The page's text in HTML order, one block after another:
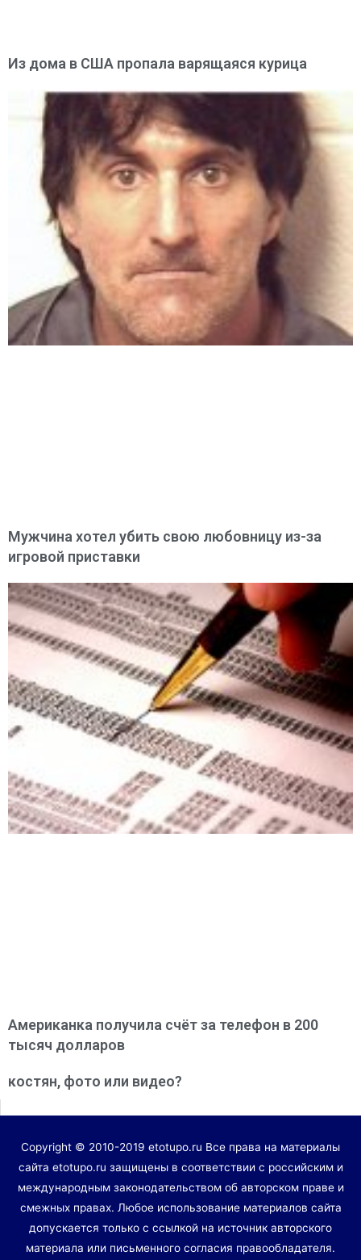
Из дома в США пропала варящаяся курица
Мужчина хотел убить свою любовницу из-за
игровой приставки
Американка получила счёт за телефон в 200
тысяч долларов
костян, фото или видео?
Copyright © 2010-2019 etotupo.ru Все права на материалы
сайта etotupo.ru защищены в соответствии с российским и
международным законодательством об авторском праве и
смежных правах. Любое использование материалов сайта
допускается только с ссылкой на источник авторского
материала или письменного согласия правообладателя.